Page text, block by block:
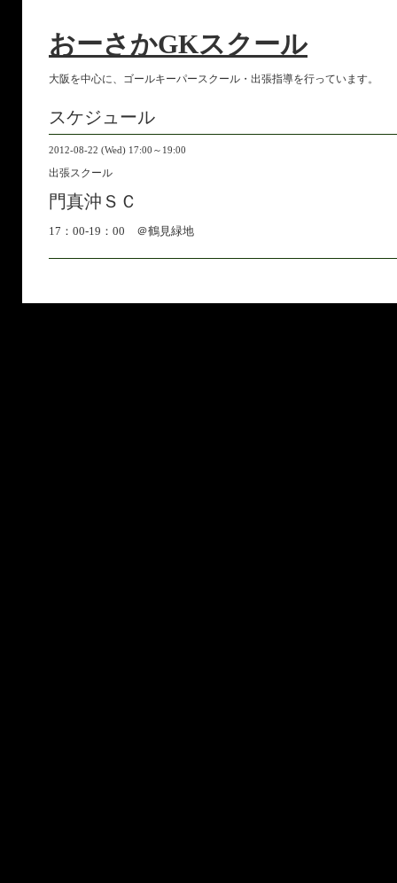
おーさかGKスクール
大阪を中心に、ゴールキーパースクール・出張指導を行っています。
スケジュール
2012-08-22 (Wed) 17:00～19:00
出張スクール
門真沖ＳＣ
17：00-19：00 ＠鶴見緑地